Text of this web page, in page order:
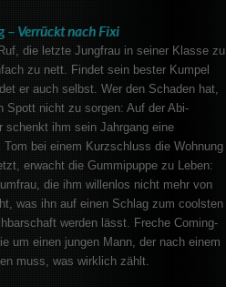
– Verrückt nach Fixi
die letzte Jungfrau in seiner Klasse zu
zu nett. Findet sein bester Kumpel
er auch selbst. Wer den Schaden hat,
Spott nicht zu sorgen: Auf der Abi-
schenkt ihm sein Jahrgang eine
Tom bei einem Kurzschluss die Wohnung
erwacht die Gummipuppe zu Leben:
die ihm willenlos nicht mehr von
was ihn auf einen Schlag zum coolsten
werden lässt. Freche Coming-
um einen jungen Mann, der nach einem
muss, was wirklich zählt.